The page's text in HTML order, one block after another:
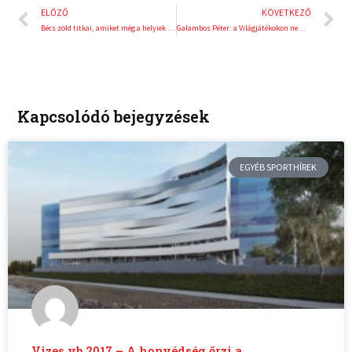
Előző
ELŐZŐ
Bécs zöld titkai, amiket még a helyiek sem mindig ismernek
KÖVETKEZŐ
Galambos Péter: a Világjátékokon nem a korábbi eredmények számítanak!
Kapcsolódó bejegyzések
EGYÉB SPORTHÍREK